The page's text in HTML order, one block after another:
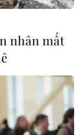
nhân mất